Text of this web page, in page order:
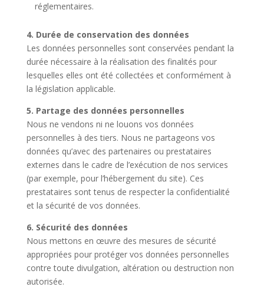
réglementaires.
4. Durée de conservation des données
Les données personnelles sont conservées pendant la
durée nécessaire à la réalisation des finalités pour
lesquelles elles ont été collectées et conformément à
la législation applicable.
5. Partage des données personnelles
Nous ne vendons ni ne louons vos données
personnelles à des tiers. Nous ne partageons vos
données qu’avec des partenaires ou prestataires
externes dans le cadre de l’exécution de nos services
(par exemple, pour l’hébergement du site). Ces
prestataires sont tenus de respecter la confidentialité
et la sécurité de vos données.
6. Sécurité des données
Nous mettons en œuvre des mesures de sécurité
appropriées pour protéger vos données personnelles
contre toute divulgation, altération ou destruction non
autorisée.